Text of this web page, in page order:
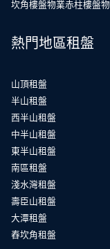
坎角樓盤物業赤柱樓盤
熱門地區租盤
山頂租盤
半山租盤
西半山租盤
中半山租盤
東半山租盤
南區租盤
淺水灣租盤
壽臣山租盤
大潭租盤
舂坎角租盤